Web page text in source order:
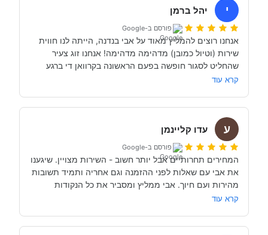
י יהל ברמן
פורסם ב-Google
היה זמין לכל שאלה, לפני ובמהלך השהות שלנו (וכמעט ולא
השכרנו את הקרוואן בדורטמונד, בגרמניה- קיבלנו את האוטו
קרא עוד
ע עדו קליינמן
פורסם ב-Google
קרא עוד